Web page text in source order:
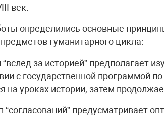
век.
определились основные
гуманитарного цикла:
за историей” предполагает
с государственной программой
на уроках истории, затем
“согласований” предусматривает